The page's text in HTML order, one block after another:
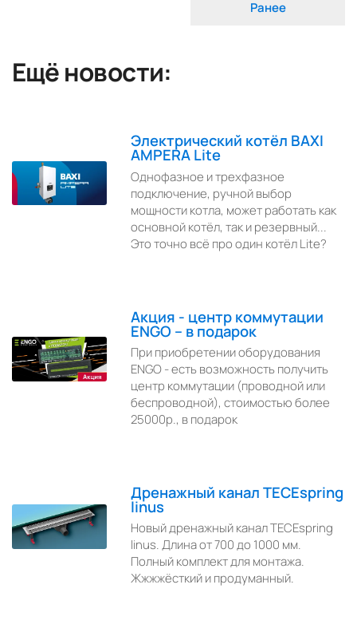
Ранее
Ещё новости:
Электрический котёл BAXI
AMPERA Lite
Однофазное и трехфазное
подключение, ручной выбор
мощности котла, может работать как
основной котёл, так и резервный...
Это точно всё про один котёл Lite?
Акция - центр коммутации
ENGO – в подарок
При приобретении оборудования
ENGO - есть возможность получить
центр коммутации (проводной или
беспроводной), стоимостью более
25000р., в подарок
Дренажный канал TECEspring
linus
Новый дренажный канал TECEspring
linus. Длина от 700 до 1000 мм.
Полный комплект для монтажа.
Жжжжёсткий и продуманный.